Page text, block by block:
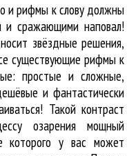
и рифмы к слову должны
и сражающими наповал!
звёздные решения,
существующие рифмы к
простые и сложные,
и фантастически
Такой контраст
озарения мощный
которого у вас может